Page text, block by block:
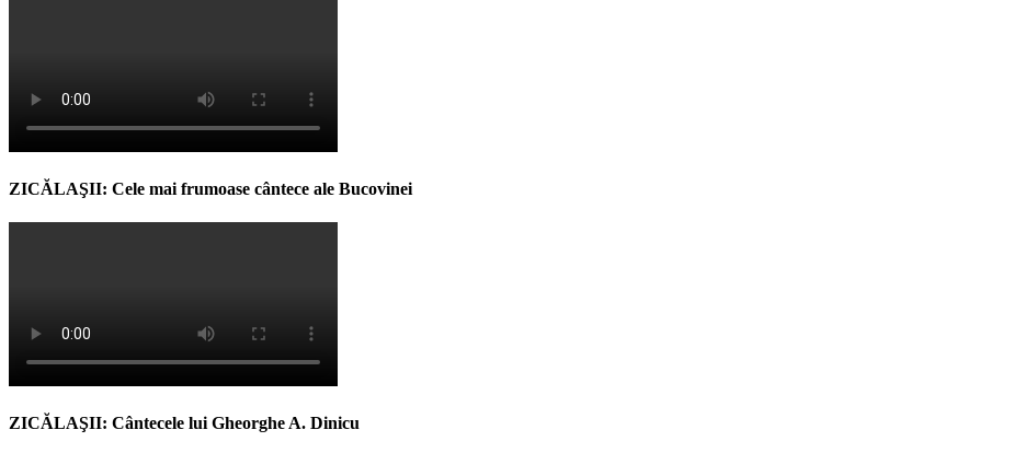
ZICĂLAŞII: Cele mai frumoase cântece ale Bucovinei
ZICĂLAŞII: Cântecele lui Gheorghe A. Dinicu